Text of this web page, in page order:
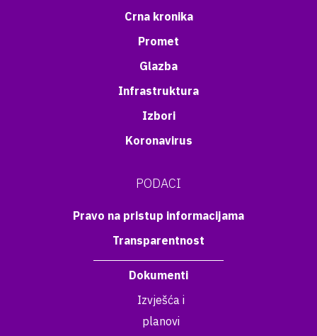
Crna kronika
Promet
Glazba
Infrastruktura
Izbori
Koronavirus
PODACI
Pravo na pristup informacijama
Transparentnost
Dokumenti
Izvješća i
planovi